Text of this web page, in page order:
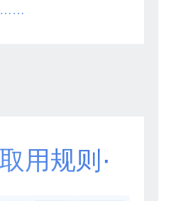
……
用规则 ·